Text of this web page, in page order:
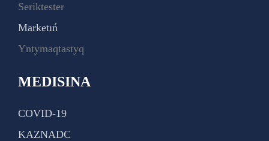
Seriktester
Marketıń
Yntymaqtastyq
MEDISINA
COVID-19
KAZNADC